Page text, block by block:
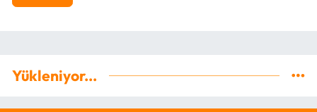
Yükleniyor...